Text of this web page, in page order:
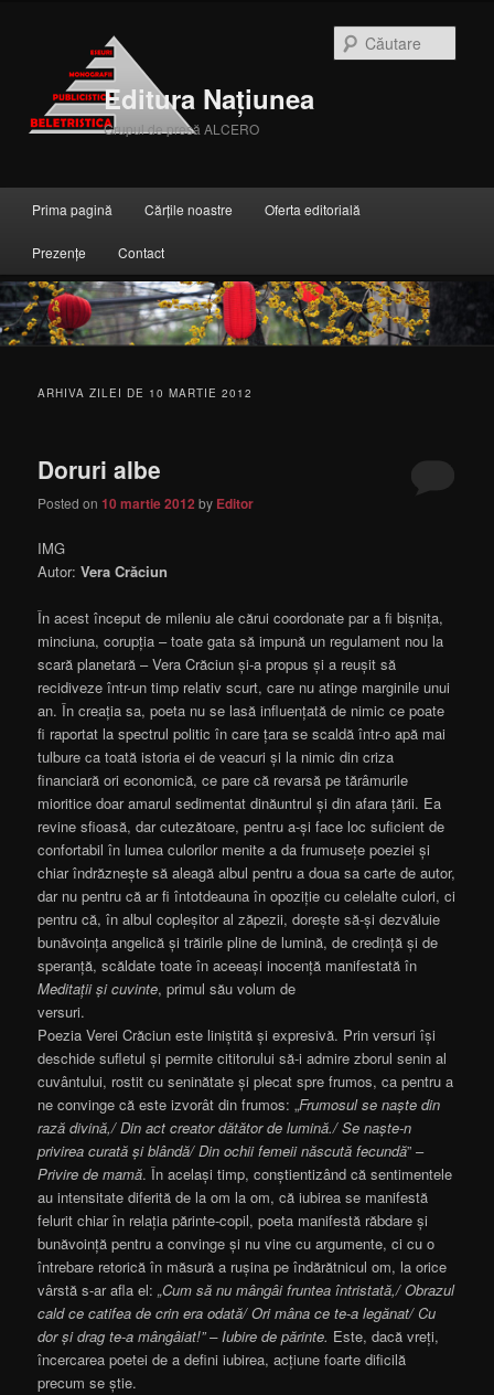
Editura Națiunea
Grupul de presă ALCERO
Sari la conținutul principal
Sari la conținutul secundar
Prima pagină Cărțile noastre Oferta editorială
Prezențe Contact
ARHIVA ZILEI DE 10 MARTIE 2012
Doruri albe
Posted on10 martie 2012 by Editor
IMG
Autor:Vera Crăciun
În acest început de mileniu ale cărui coordonate par a fi bișnița,
minciuna, corupția – toate gata să impună un regulament nou la
scară planetară – Vera Crăciun și-a propus și a reușit să
recidiveze într-un timp relativ scurt, care nu atinge marginile unui
an. În creația sa, poeta nu se lasă influențată de nimic ce poate
fi raportat la spectrul politic în care țara se scaldă într-o apă mai
tulbure ca toată istoria ei de veacuri și la nimic din criza
financiară ori economică, ce pare că revarsă pe tărâmurile
mioritice doar amarul sedimentat dinăuntrul și din afara țării. Ea
revine sfioasă, dar cutezătoare, pentru a-și face loc suficient de
confortabil în lumea culorilor menite a da frumusețe poeziei și
chiar îndrăznește să aleagă albul pentru a doua sa carte de autor,
dar nu pentru că ar fi întotdeauna în opoziție cu celelalte culori, ci
pentru că, în albul copleșitor al zăpezii, dorește să-și dezvăluie
bunăvoința angelică și trăirile pline de lumină, de credință și de
speranță, scăldate toate în aceeași inocență manifestată în
Meditații și cuvinte, primul său volum de
versuri.
Poezia Verei Crăciun este liniștită și expresivă. Prin versuri își
deschide sufletul și permite cititorului să-i admire zborul senin al
cuvântului, rostit cu seninătate și plecat spre frumos, ca pentru a
ne convinge că este izvorât din frumos: „Frumosul se naște din
rază divină,/ Din act creator dătător de lumină./ Se naște-n
privirea curată și blândă/ Din ochii femeii născută fecundă” –
Privire de mamă. În același timp, conștientizând că sentimentele
au intensitate diferită de la om la om, că iubirea se manifestă
felurit chiar în relația părinte-copil, poeta manifestă răbdare și
bunăvoință pentru a convinge și nu vine cu argumente, ci cu o
întrebare retorică în măsură a rușina pe îndărătnicul om, la orice
vârstă s-ar afla el:„Cum să nu mângâi fruntea întristată,/ Obrazul
cald ce catifea de crin era odată/ Ori mâna ce te-a legănat/ Cu
dor și drag te-a mângâiat!” – Iubire de părinte. Este, dacă vreți,
încercarea poetei de a defini iubirea, acțiune foarte dificilă
precum se știe.